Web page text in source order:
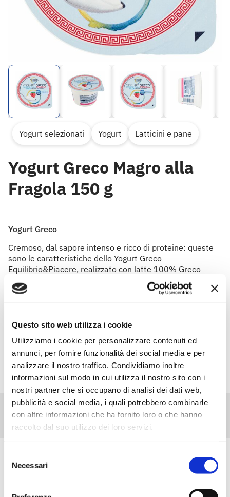
Questo sito web utilizza i cookie
Utilizziamo i cookie per personalizzare contenuti ed
annunci, per fornire funzionalità dei social media e per
analizzare il nostro traffico. Condividiamo inoltre
informazioni sul modo in cui utilizza il nostro sito con i
nostri partner che si occupano di analisi dei dati web,
pubblicità e social media, i quali potrebbero combinarle
con altre informazioni che ha fornito loro o che hanno
raccolto dal suo utilizzo dei loro servizi.
delNecessari
Yogurt selezionati Yogurt Latticini e pane
Yogurt Greco Magro alla
Fragola 150 g
Yogurt Greco
Cremoso, dal sapore intenso e ricco di proteine: queste
sono le caratteristiche dello Yogurt Greco
Equilibrio&Piacere, realizzato con latte 100% Greco
lavorato entro 48 ore dalla mungitura. Ottimo da
assaporare al naturale, ma anche arricchito con miele,
frutta secca o fresca o ancora con muesli, granola o
torte, pancake, muffin e tanti altri deliziosi dolci in
Scopri tutti i prodotti correlati